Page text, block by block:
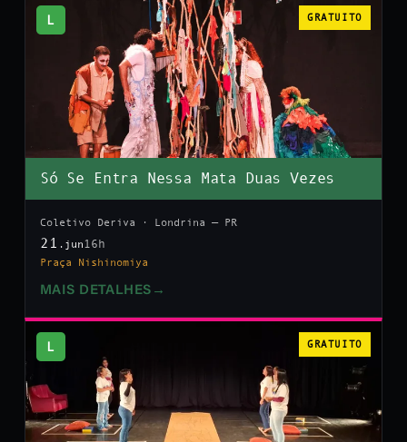
L GRATUITO
Só Se Entra Nessa Mata Duas Vezes
Coletivo Deriva · Londrina — PR
21 .jun 16h
Praça Nishinomiya
MAIS DETALHES →
L GRATUITO